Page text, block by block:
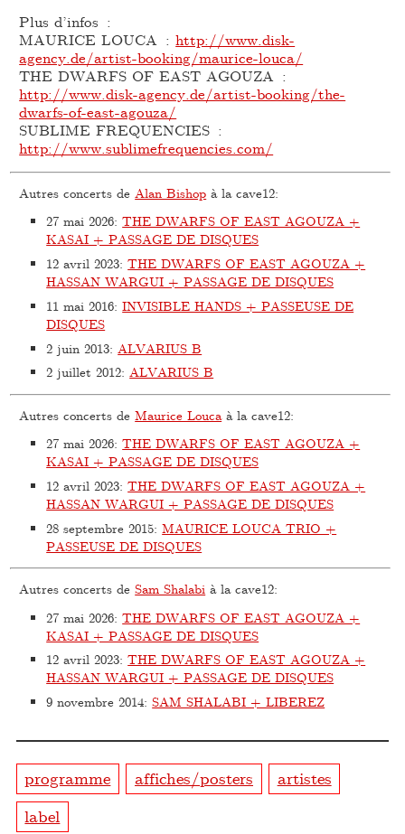
Plus d’infos :
MAURICE LOUCA :http://www.disk-
agency.de/artist-booking/maurice-louca/
THE DWARFS OF EAST AGOUZA :
http://www.disk-agency.de/artist-booking/the-
dwarfs-of-east-agouza/
SUBLIME FREQUENCIES :
http://www.sublimefrequencies.com/
Autres concerts de Alan Bishop à la cave12:
27 mai 2026:THE DWARFS OF EAST AGOUZA +
KASAI + PASSAGE DE DISQUES
12 avril 2023:THE DWARFS OF EAST AGOUZA +
HASSAN WARGUI + PASSAGE DE DISQUES
11 mai 2016:INVISIBLE HANDS + PASSEUSE DE
DISQUES
2 juin 2013: ALVARIUS B
2 juillet 2012:ALVARIUS B
Autres concerts deMaurice Loucaà la cave12:
27 mai 2026:THE DWARFS OF EAST AGOUZA +
KASAI + PASSAGE DE DISQUES
12 avril 2023:THE DWARFS OF EAST AGOUZA +
HASSAN WARGUI + PASSAGE DE DISQUES
28 septembre 2015:MAURICE LOUCA TRIO +
PASSEUSE DE DISQUES
Autres concerts deSam Shalabi à la cave12:
27 mai 2026:THE DWARFS OF EAST AGOUZA +
KASAI + PASSAGE DE DISQUES
12 avril 2023:THE DWARFS OF EAST AGOUZA +
HASSAN WARGUI + PASSAGE DE DISQUES
9 novembre 2014:SAM SHALABI + LIBEREZ
programme affiches/posters
artistes
label